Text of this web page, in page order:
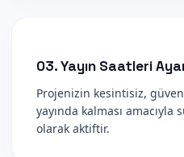
03. Yayın Saatleri
Projenizin kesintisiz,
yayında kalması
olarak aktiftir.